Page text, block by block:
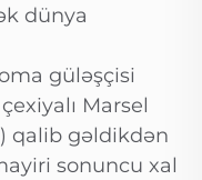
dünya
güləşçisi
Marsel
qalib gəldikdən
sonuncu xal